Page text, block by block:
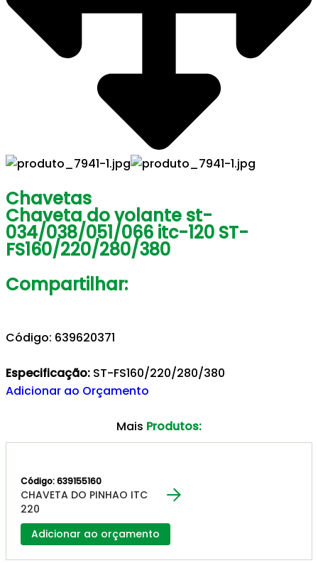
Chavetas
Chaveta do volante st-
034/038/051/066 itc-120 ST-
FS160/220/280/380
Compartilhar:
Código: 639620371
Especificação: ST-FS160/220/280/380
Adicionar ao Orçamento
Mais Produtos:
Código: 639155160
CHAVETA DO PINHAO ITC
220
Adicionar ao orçamento